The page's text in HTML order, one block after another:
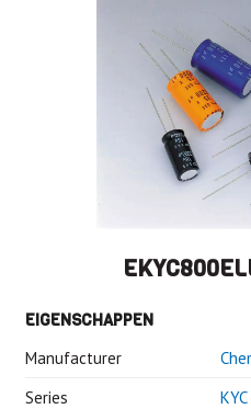
EIGENSCHAPPEN
Manufacturer
Series
KYC